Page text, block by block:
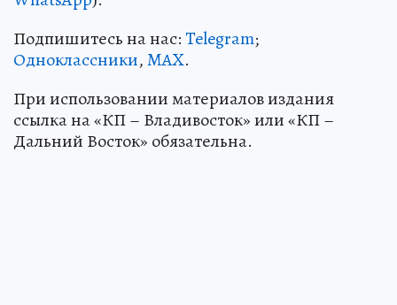
Подпишитесь на нас:Telegram;
Одноклассники,MAX.
При использовании материалов издания
ссылка на «КП – Владивосток» или «КП –
Дальний Восток» обязательна.